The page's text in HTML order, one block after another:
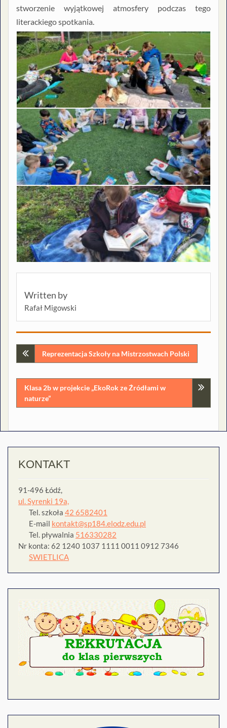
stworzenie wyjątkowej atmosfery podczas tego
literackiego spotkania.
Written by
Rafał Migowski
Nawigacja
wpisu
Reprezentacja Szkoły na Mistrzostwach Polski
Klasa 2b w projekcie „EkoRok ze Źródłami w
naturze”
KONTAKT
91-496 Łódź,
ul. Syrenki 19a,
Tel. szkoła 42 6582401
E-mail kontakt@sp184.elodz.edu.pl
Tel. pływalnia 516330282
Nr konta: 62 1240 1037 1111 0011 0912 7346
SWIETLICA